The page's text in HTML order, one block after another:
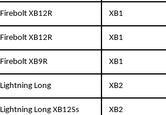
Firebolt XB12R XB1
Firebolt XB12R XB1
Firebolt XB9R XB1
Lightning Long XB2
Lightning Long XB12Ss XB2